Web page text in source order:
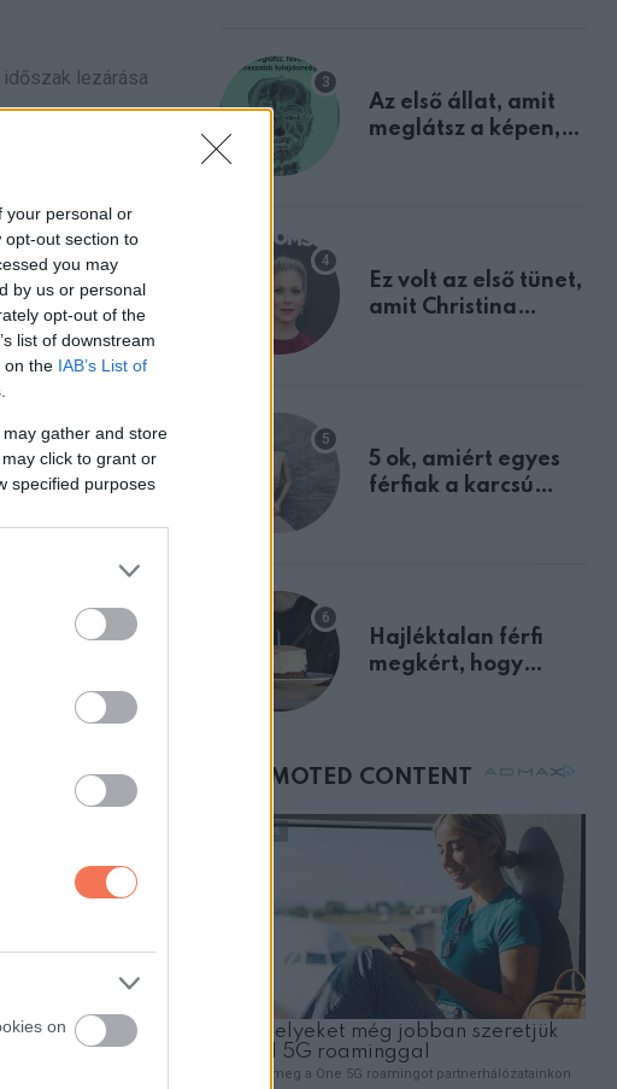
your personal or
opt-out section to
you may
by us or personal
opt-out of the
list of downstream
on the IAB’s List of
gather and store
click to grant or
specified purposes
on
lezárása
a hangsúly nem
és
is.
gravírozott
az, amit
Az első állat, amit
meglátsz a képen,
Ez volt az első tünet,
amit Christina
5 ok, amiért egyes
férfiak a karcsú
Hajléktalan férfi
megkért, hogy
mellettem ült az első